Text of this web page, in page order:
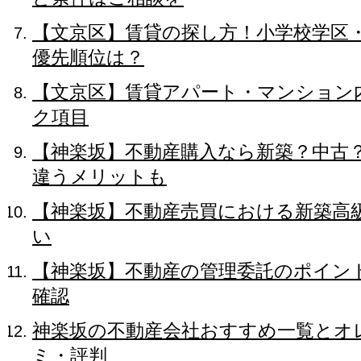
【文京区】賃貸の探し方！小学校学
優先順位は？
【文京区】賃貸アパート・マンショ
ク項目
【神楽坂】不動産購入なら新築？中
違うメリットも
【神楽坂】不動産売買における新築
い
【神楽坂】不動産の管理委託のポイ
確認
神楽坂の不動産会社おすすめ一覧と
ミ・評判